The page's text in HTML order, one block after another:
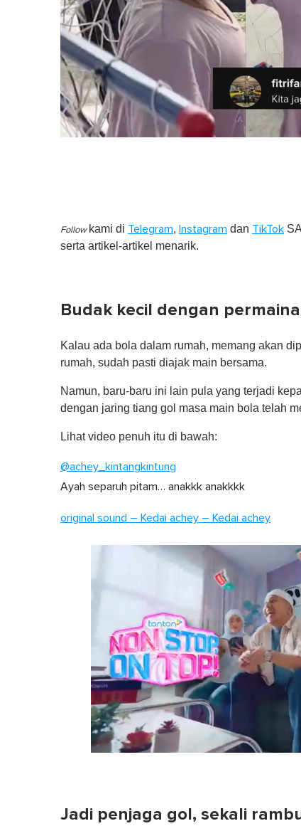
Follow kami di Telegram, Instagram dan TikTok
serta artikel-artikel menarik.
Budak kecil dengan
Kalau ada bola dalam rumah, memang akan
rumah, sudah pasti diajak main bersama.
Namun, baru-baru ini lain pula yang terjadi
dengan jaring tiang gol masa main bola telah
Lihat video penuh itu di bawah:
@achey_kintangkintung
Ayah separuh pitam… anakkk anakkkk
original sound – Kedai achey – Kedai achey
0%
Jadi penjaga gol, sekali